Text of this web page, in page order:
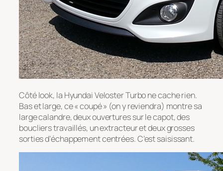
Côté look, la Hyundai Veloster Turbo ne cache rien.
Bas et large, ce « coupé » (on y reviendra) montre sa
large calandre, deux ouvertures sur le capot, des
boucliers travaillés, un extracteur et deux grosses
sorties d’échappement centrées. C’est saisissant.